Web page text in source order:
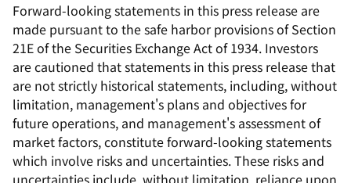
Forward-looking statements in this press release are
made pursuant to the safe harbor provisions of Section
21E of the Securities Exchange Act of 1934. Investors
are cautioned that statements in this press release that
are not strictly historical statements, including, without
limitation, management's plans and objectives for
future operations, and management's assessment of
market factors, constitute forward-looking statements
which involve risks and uncertainties. These risks and
uncertainties include, without limitation, reliance upon